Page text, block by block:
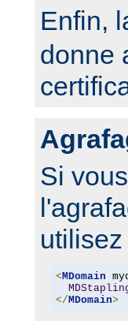
Enfin,
donne
Si
< MDomain
</ MDomain>